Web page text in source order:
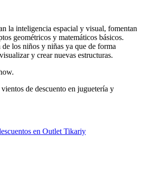
la inteligencia espacial y visual, fomentan
geométricos y matemáticos básicos.
los niños y niñas ya que de forma
y crear nuevas estructuras.
de descuento en juguetería y
en Outlet Tikariy